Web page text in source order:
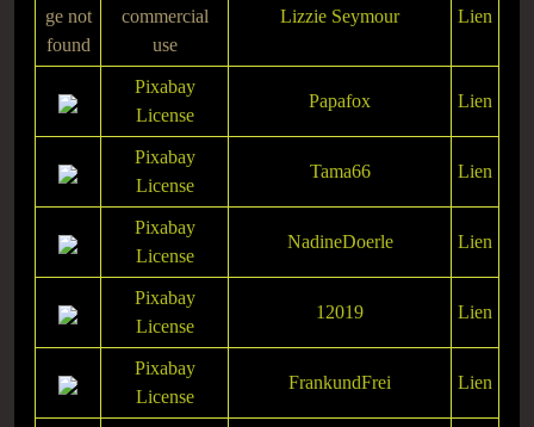
commercial
use
Lizzie Seymour Lien
Pixabay
License
Papafox Lien
Pixabay
License
Tama66 Lien
Pixabay
License
NadineDoerle Lien
Pixabay
License
12019 Lien
Pixabay
License
FrankundFrei Lien